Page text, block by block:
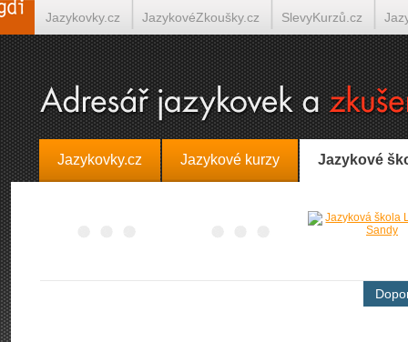
Jazykovky.cz Jazykové kurzy Jazykové
Jazykovky.cz JazykovéZkoušky.cz SlevyKurzů.cz
Španělština on-line Italština on-line Tlumočení-